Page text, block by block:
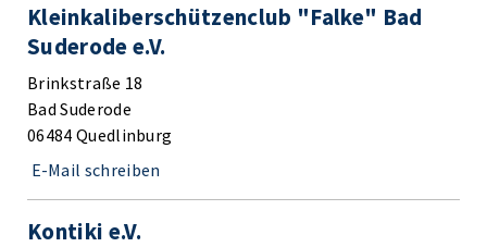
Kleinkaliberschützenclub "Falke" Bad
Suderode e.V.
Brinkstraße 18
Bad Suderode
06484 Quedlinburg
E-Mail schreiben
Kontiki e.V.